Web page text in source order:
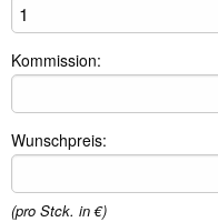
Kommission:
Wunschpreis:
(pro Stck. in €)